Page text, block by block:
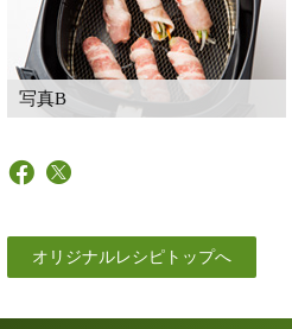
写真B
オリジナルレシピトップへ